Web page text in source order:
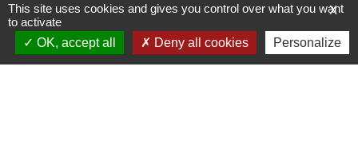
X
This site uses cookies and gives you control over what you want
to activate
OK, accept all
Deny all cookies Personalize